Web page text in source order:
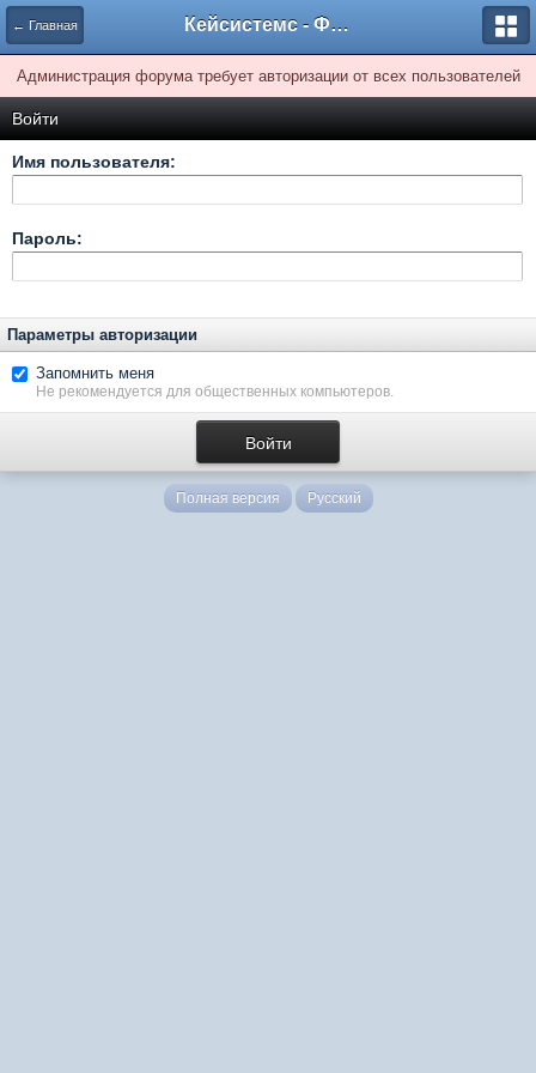
← Главная Кейсистемс - Форумы
Администрация форума требует авторизации от всех пользователей
Войти
Имя пользователя:
Пароль:
Параметры авторизации
Запомнить меня
Не рекомендуется для общественных компьютеров.
Полная версия Русский